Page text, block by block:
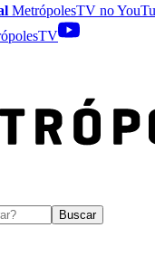
MetrópolesTV no
Buscar